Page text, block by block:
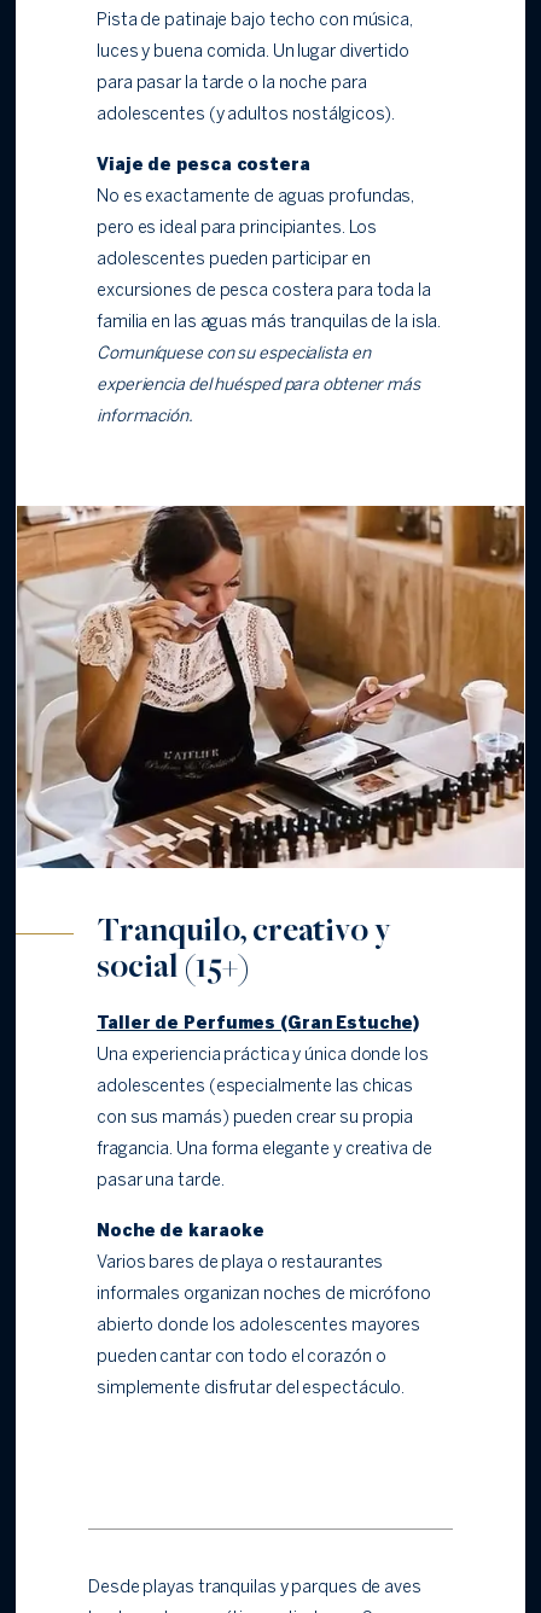
Pista de patinaje bajo techo con música,
luces y buena comida. Un lugar divertido
para pasar la tarde o la noche para
adolescentes (y adultos nostálgicos).
Viaje de pesca costera
No es exactamente de aguas profundas,
pero es ideal para principiantes. Los
adolescentes pueden participar en
excursiones de pesca costera para toda la
familia en las aguas más tranquilas de la isla.
Comuníquese con su especialista en
experiencia del huésped para obtener más
información.
Tranquilo, creativo y
social (15+)
Taller de Perfumes (Gran Estuche)
Una experiencia práctica y única donde los
adolescentes (especialmente las chicas
con sus mamás) pueden crear su propia
fragancia. Una forma elegante y creativa de
pasar una tarde.
Noche de karaoke
Varios bares de playa o restaurantes
informales organizan noches de micrófono
abierto donde los adolescentes mayores
pueden cantar con todo el corazón o
simplemente disfrutar del espectáculo.
Desde playas tranquilas y parques de aves